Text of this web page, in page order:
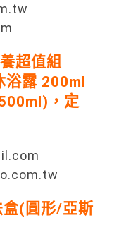
超值組
浴露 200ml
，定
盒(圓形/亞斯